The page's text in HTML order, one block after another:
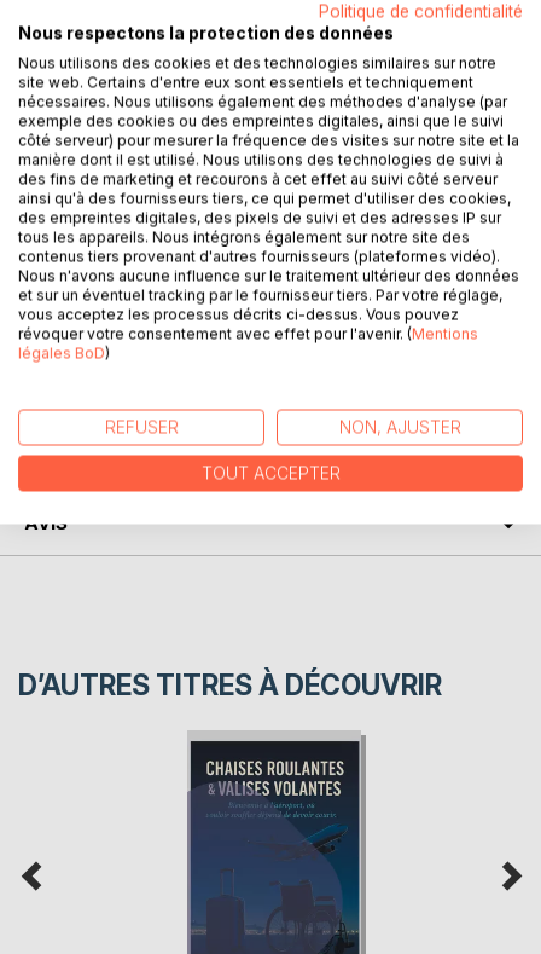
Ajouter à ma liste d'envies
Laisser un avis
DESCRIPTION
..................................................
CRITIQUES PRESSE
AVIS
D’AUTRES TITRES À DÉCOUVRIR
Politique de confidentialité
Nous respectons la protection des données
Nous utilisons des cookies et des technologies similaires sur notre
site web. Certains d'entre eux sont essentiels et techniquement
nécessaires. Nous utilisons également des méthodes d'analyse (par
exemple des cookies ou des empreintes digitales, ainsi que le suivi
côté serveur) pour mesurer la fréquence des visites sur notre site et la
manière dont il est utilisé. Nous utilisons des technologies de suivi à
des fins de marketing et recourons à cet effet au suivi côté serveur
ainsi qu'à des fournisseurs tiers, ce qui permet d'utiliser des cookies,
des empreintes digitales, des pixels de suivi et des adresses IP sur
tous les appareils. Nous intégrons également sur notre site des
contenus tiers provenant d'autres fournisseurs (plateformes vidéo).
Nous n'avons aucune influence sur le traitement ultérieur des données
et sur un éventuel tracking par le fournisseur tiers. Par votre réglage,
vous acceptez les processus décrits ci-dessus. Vous pouvez
révoquer votre consentement avec effet pour l'avenir. (Mentions
légales BoD)
REFUSER NON, AJUSTER
TOUT ACCEPTER